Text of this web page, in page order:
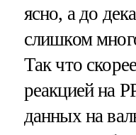
ясно, а до
слишком
Так что
реакцией на
данных на